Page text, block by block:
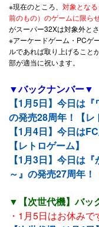
※現在のところ、 対象とな
前のもの）のゲームに限ら
がスーパー32Xは対象外とさ
※アーケードゲーム・PCゲ
ルであれば取り上げること
部が適当に祝います。
▼バックナンバー▼
【1月5日】今日は
の発売28周年！【レ
【1月4日】今日は
【レトロゲーム】
【1月3日】今日は
～』の発売27周年！
▼【次世代機】バッ
・1月5日はお休みで